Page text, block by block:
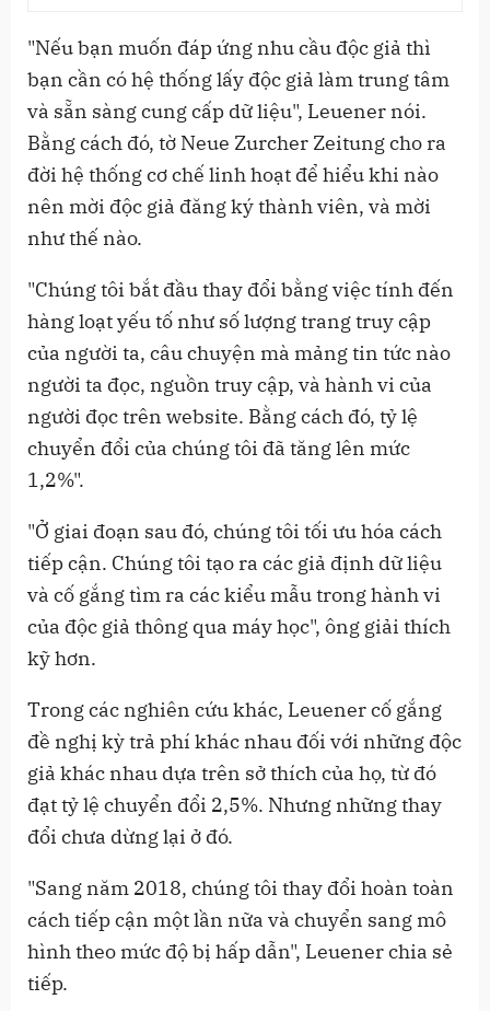
"Nếu bạn muốn đáp ứng nhu cầu độc giả thì
bạn cần có hệ thống lấy độc giả làm trung tâm
và sẵn sàng cung cấp dữ liệu", Leuener nói.
Bằng cách đó, tờ Neue Zurcher Zeitung cho ra
đời hệ thống cơ chế linh hoạt để hiểu khi nào
nên mời độc giả đăng ký thành viên, và mời
như thế nào.
"Chúng tôi bắt đầu thay đổi bằng việc tính đến
hàng loạt yếu tố như số lượng trang truy cập
của người ta, câu chuyện mà mảng tin tức nào
người ta đọc, nguồn truy cập, và hành vi của
người đọc trên website. Bằng cách đó, tỷ lệ
chuyển đổi của chúng tôi đã tăng lên mức
1,2%".
"Ở giai đoạn sau đó, chúng tôi tối ưu hóa cách
tiếp cận. Chúng tôi tạo ra các giả định dữ liệu
và cố gắng tìm ra các kiểu mẫu trong hành vi
của độc giả thông qua máy học", ông giải thích
kỹ hơn.
Trong các nghiên cứu khác, Leuener cố gắng
đề nghị kỳ trả phí khác nhau đối với những độc
giả khác nhau dựa trên sở thích của họ, từ đó
đạt tỷ lệ chuyển đổi 2,5%. Nhưng những thay
đổi chưa dừng lại ở đó.
"Sang năm 2018, chúng tôi thay đổi hoàn toàn
cách tiếp cận một lần nữa và chuyển sang mô
hình theo mức độ bị hấp dẫn", Leuener chia sẻ
tiếp.